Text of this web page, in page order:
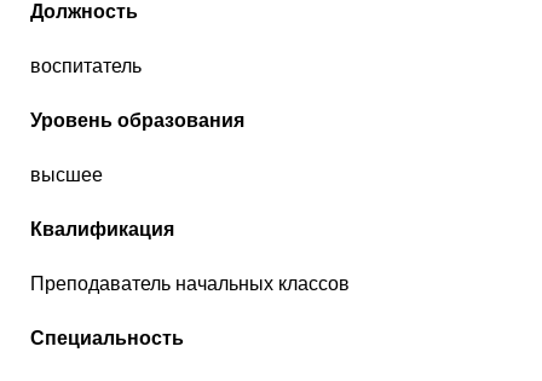
Должность
воспитатель
Уровень образования
высшее
Квалификация
Преподаватель начальных классов
Специальность